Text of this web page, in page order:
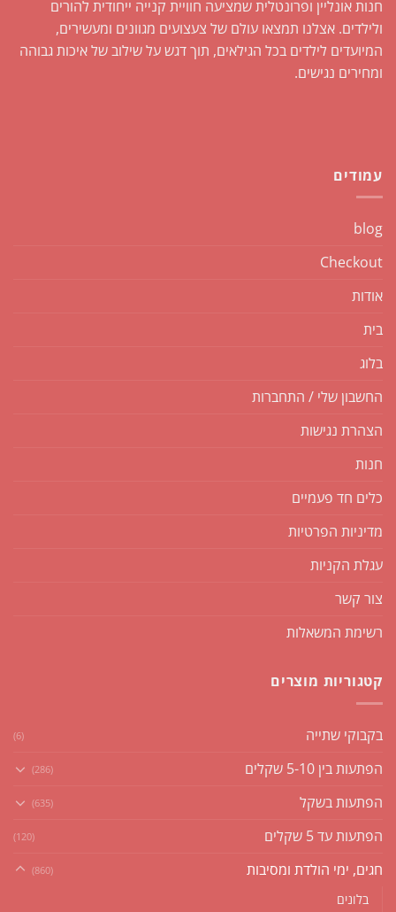
חנות אונליין ופרונטלית שמציעה חוויית קנייה ייחודית להורים
ולילדים. אצלנו תמצאו עולם של צעצועים מגוונים ומעשירים,
המיועדים לילדים בכל הגילאים, תוך דגש על שילוב של איכות גבוהה
ומחירים נגישים.
עמודים
blog
Checkout
אודות
בית
בלוג
החשבון שלי / התחברות
הצהרת נגישות
חנות
כלים חד פעמיים
מדיניות הפרטיות
עגלת הקניות
צור קשר
רשימת המשאלות
קטגוריות מוצרים
בקבוקי שתייה (6)
הפתעות בין 5-10 שקלים (286)
הפתעות בשקל (635)
הפתעות עד 5 שקלים (120)
חגים, ימי הולדת ומסיבות (860)
בלונים